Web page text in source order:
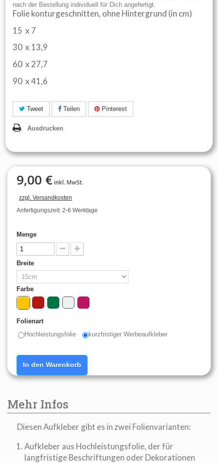
nach der Bestellung individuell für Dich angefertigt.
Folie konturgeschnitten, ohne Hintergrund (in cm)
15 x 7
30 x 13,9
60 x 27,7
90 x 41,6
Tweet Teilen Pinterest
Ausdrucken
9,00 €inkl. MwSt.
zzgl. Versandkosten
Anfertigungszeit: 2-6 Werktage
Menge
Breite
Farbe
Folienart
Hochleistungsfolie
kurzfristiger Werbeaufkleber
In den Warenkorb
Mehr Infos
Diesen Aufkleber gibt es in zwei Folienvarianten:
Aufkleber aus Hochleistungsfolie, der für
langfristige Beschriftungen oder Dekorationen